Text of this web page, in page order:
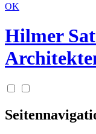
OK
Hilmer